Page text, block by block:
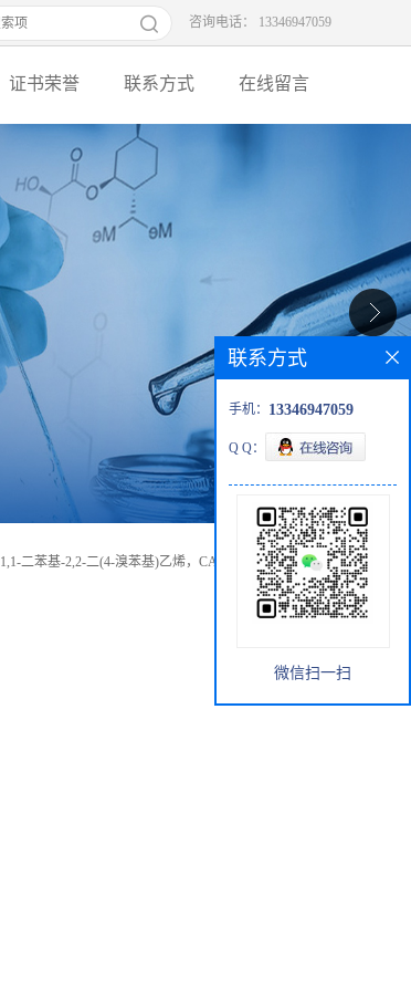
咨询电话： 13346947059
证书荣誉 联系方式 在线留言
1,1-二苯基-2,2-二(4-溴苯基)乙烯，CAS号：859315-37-0
联系方式
手机： 13346947059
Q Q：
微信扫一扫